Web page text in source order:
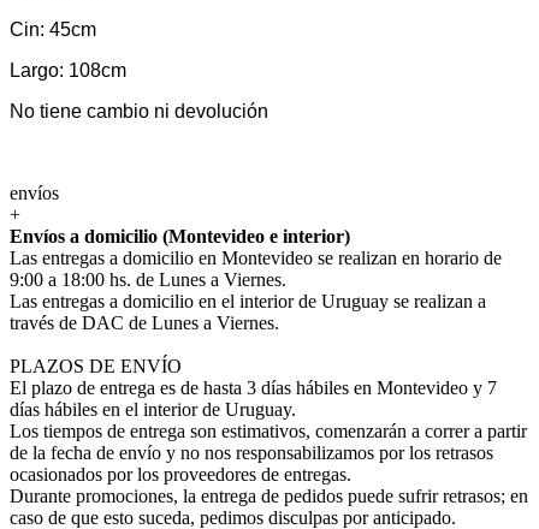
Cin: 45cm
Largo: 108cm
No tiene cambio ni devolución
envíos
+
Envíos a domicilio (Montevideo e interior)
Las entregas a domicilio en Montevideo se realizan en horario de
9:00 a 18:00 hs. de Lunes a Viernes.
Las entregas a domicilio en el interior de Uruguay se realizan a
través de DAC de Lunes a Viernes.
PLAZOS DE ENVÍO
El plazo de entrega es de hasta 3 días hábiles en Montevideo y 7
días hábiles en el interior de Uruguay.
Los tiempos de entrega son estimativos, comenzarán a correr a partir
de la fecha de envío y no nos responsabilizamos por los retrasos
ocasionados por los proveedores de entregas.
Durante promociones, la entrega de pedidos puede sufrir retrasos; en
caso de que esto suceda, pedimos disculpas por anticipado.